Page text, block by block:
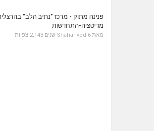
פנינה מתוק - מרכז "נתיב הלב"
מדיטציה-התחדשות
מאת Shahar-vod 6 שנים 2,143 צפיות